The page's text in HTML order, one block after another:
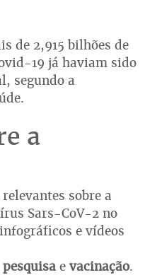
de 2,915 bilhões de
19 já haviam sido
segundo a
a
sobre a
Sars-CoV-2 no
e vídeos
pesquisa e vacinação.